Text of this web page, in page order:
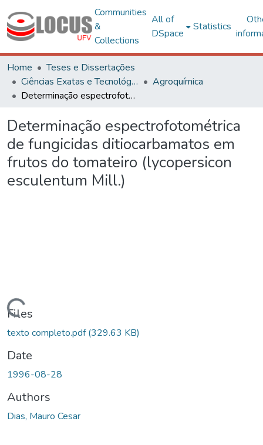
Communities
&
Collections
All of
DSpace
Statistics
Home
Teses e Dissertações
Ciências Exatas e Tecnológicas
Agroquímica
Determinação espectrofotométrica de fungicidas ditiocarbamatos em frutos do tomateiro (lycopersicon esculentum Mill.)
Determinação espectrofotométrica
de fungicidas ditiocarbamatos em
frutos do tomateiro (lycopersicon
esculentum Mill.)
Files
texto completo.pdf(329.63 KB)
Date
1996-08-28
Authors
Dias, Mauro Cesar